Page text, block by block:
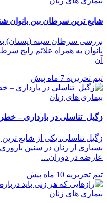
شایع ترین سرطان بین بانوان
بررسی سرطان سینه (پستان)
بانوان به همراه علائم رایج
آن
تیم تحریریه 7 ماه پیش
بیماری های زنان
زگیل تناسلی در بارداری –
زگیل تناسلی، یکی از شایع
بسیاری از زنان در سنین
عارضه در دوران…
تیم تحریریه 10 ماه پیش
بیماری های زنان